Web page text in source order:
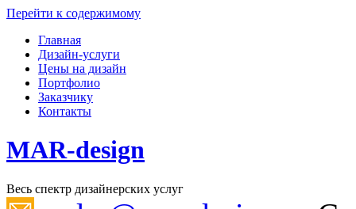
Перейти к содержимому
Главная
Дизайн-услуги
Цены на дизайн
Портфолио
Заказчику
Контакты
MAR-design
Весь спектр дизайнерских услуг